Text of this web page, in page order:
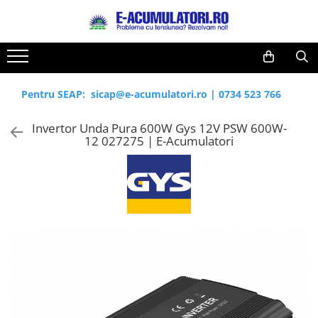
Toate Produsele
Acumulatori, Baterii si Incarcatoare
Uzuale
Baterii alcaline
Reduceri de vara
Cabluri
Acumulatori
Prelungitoare
Panouri fotovoltaice
Pentru SEAP: sicap@e-acumulatori.ro | 0734 523 766
Invertor Unda Pura 600W Gys 12V PSW 600W-
12 027275 | E-Acumulatori